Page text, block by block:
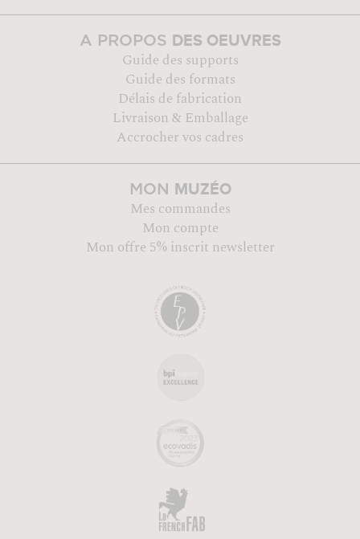
A PROPOS DES OEUVRES
Guide des supports
Guide des formats
Délais de fabrication
Livraison & Emballage
Accrocher vos cadres
MON MUZÉO
Mes commandes
Mon compte
Mon offre 5% inscrit newsletter